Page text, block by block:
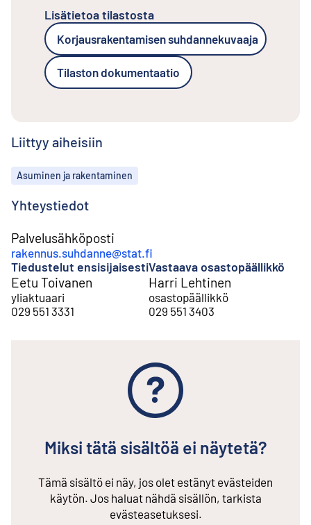
Lisätietoa tilastosta
Korjausrakentamisen suhdannekuvaaja
Tilaston dokumentaatio
Liittyy aiheisiin
Aiheet
Asuminen ja rakentaminen
Yhteystiedot
Palvelusähköposti
rakennus.suhdanne@stat.fi
Tiedustelut ensisijaisesti
Eetu Toivanen
yliaktuaari
029 551 3331
Vastaava osastopäällikkö
Harri Lehtinen
osastopäällikkö
029 551 3403
Miksi tätä sisältöä ei näytetä?
Tämä sisältö ei näy, jos olet estänyt evästeiden
käytön. Jos haluat nähdä sisällön, tarkista
evästeasetuksesi.